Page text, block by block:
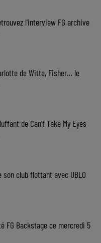
l'interview FG archive
de Witte, Fisher… le
de Can’t Take My Eyes
son club flottant avec UBLO
FG Backstage ce mercredi 5